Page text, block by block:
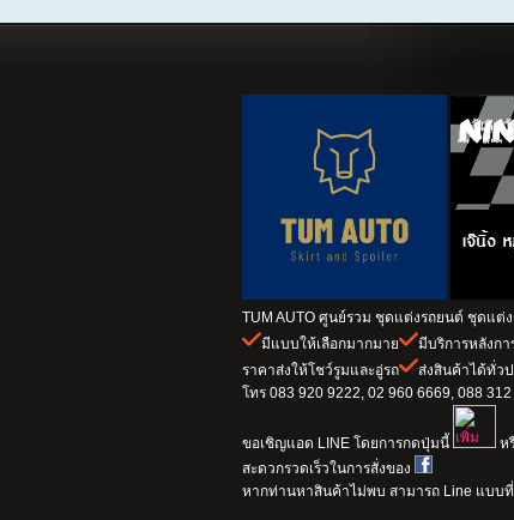
TUM AUTO ศูนย์รวม ชุดแต่งรถยนต์ ชุดแต่ง
มีแบบให้เลือกมากมาย
มีบริการหลังกา
ราคาส่งให้โชว์รูมและอู่รถ
ส่งสินค้าได้ทั่วป
โทร 083 920 9222, 02 960 6669, 088
ขอเชิญแอด LINE โดยการกดปุ่มนี้
ห
สะดวกรวดเร็วในการสั่งของ
หากท่านหาสินค้าไม่พบ สามารถ Line แบบ